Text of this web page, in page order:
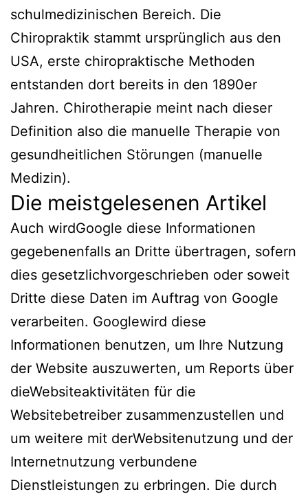
schulmedizinischen Bereich. Die
Chiropraktik stammt ursprünglich aus den
USA, erste chiropraktische Methoden
entstanden dort bereits in den 1890er
Jahren. Chirotherapie meint nach dieser
Definition also die manuelle Therapie von
gesundheitlichen Störungen (manuelle
Medizin).
Die meistgelesenen Artikel
Auch wirdGoogle diese Informationen
gegebenenfalls an Dritte übertragen, sofern
dies gesetzlichvorgeschrieben oder soweit
Dritte diese Daten im Auftrag von Google
verarbeiten. Googlewird diese
Informationen benutzen, um Ihre Nutzung
der Website auszuwerten, um Reports über
dieWebsiteaktivitäten für die
Websitebetreiber zusammenzustellen und
um weitere mit derWebsitenutzung und der
Internetnutzung verbundene
Dienstleistungen zu erbringen. Die durch